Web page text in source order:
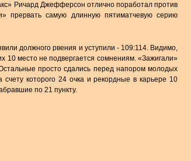
Ричард Джефферсон отлично поработал против
прервать самую длинную пятиматчевую серию
должного рвения и уступили - 109:114. Видимо,
10 место не подвергается сомнениям. «Зажигали»
просто сдались перед напором молодых
которого 24 очка и рекордные в карьере 10
по 21 пункту.